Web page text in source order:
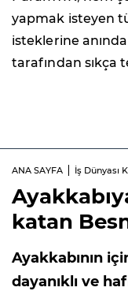
yapmak isteyen
isteklerine anında
tarafından sıkça
ANA SAYFA İş Dünyası
katan
Ayakkabının
dayanıklı ve